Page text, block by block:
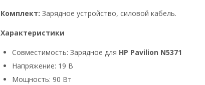
Комплект: Зарядное устройство, силовой кабель.
Характеристики
Совместимость: Зарядное для HP Pavilion N5371
Напряжение: 19 В
Мощность: 90 Вт